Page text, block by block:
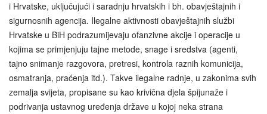
i Hrvatske, uključujući i saradnju hrvatskih i bh. obavještajnih i
sigurnosnih agencija. Ilegalne aktivnosti obavještajnih službi
Hrvatske u BiH podrazumijevaju ofanzivne akcije i operacije u
kojima se primjenjuju tajne metode, snage i sredstva (agenti,
tajno snimanje razgovora, pretresi, kontrola raznih komunicija,
osmatranja, praćenja itd.). Takve ilegalne radnje, u zakonima svih
zemalja svijeta, propisane su kao krivična djela špijunaže i
podrivanja ustavnog uređenja države u kojoj neka strana